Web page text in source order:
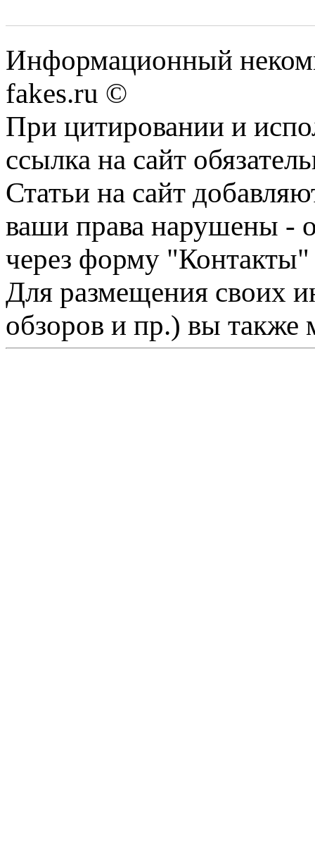
Информационный
fakes.ru ©
При цитировании и
ссылка на сайт
Статьи на сайт
ваши права нарушены -
через форму "Контакты"
Для размещения своих
обзоров и пр.) вы также